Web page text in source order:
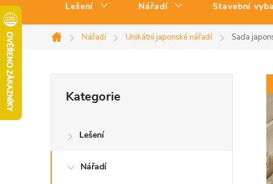
Lešení Nářadí Stavební
Domů
Nářadí Unikátní japonské nářadí Sada
s
kategorie
Kategorie
Lešení
Nářadí